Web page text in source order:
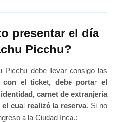
presentar el día
Picchu?
debe llevar consigo las
con el ticket, debe portar el
carnet de extranjería
cual realizó la reserva. Si no
a la Ciudad Inca.: